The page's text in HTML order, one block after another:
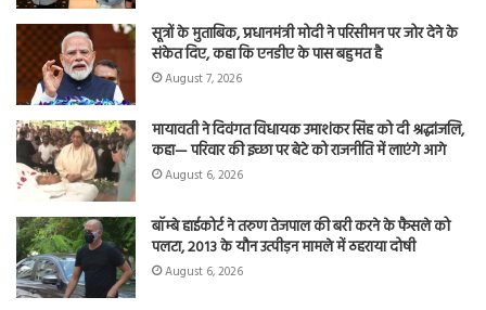
सूत्रों के मुताबिक, प्रधानमंत्री मोदी ने परिसीमन पर जोर देने के
संकेत दिए, कहा कि एनडीए के पास बहुमत है
August 7, 2026
मायावती ने दिवंगत विधायक उमाशंकर सिंह को दी श्रद्धांजलि,
कहा— परिवार की इच्छा पर बेटे को राजनीति में लाएंगे आगे
August 6, 2026
बॉम्बे हाईकोर्ट ने तरुण तेजपाल की बरी करने के फैसले को
पलटा, 2013 के यौन उत्पीड़न मामले में ठहराया दोषी
August 6, 2026